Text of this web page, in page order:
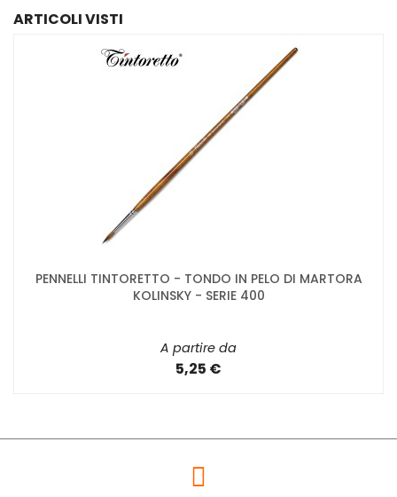
ARTICOLI VISTI
PENNELLI TINTORETTO - TONDO IN PELO DI MARTORA
KOLINSKY - SERIE 400
A partire da
5,25 €